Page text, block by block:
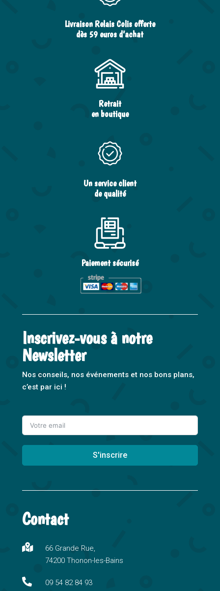
Livraison Relais Colis offerte
dès 59 euros d’achat
Retrait
en boutique
Un service client
de qualité
Paiement sécurisé
Inscrivez-vous à notre
Newsletter
Nos conseils, nos événements et nos bons plans,
c’est par ici !
S'inscrire
l
e
n
a
i
Contact

66 Grande Rue,
74200 Thonon-les-Bains
 09 54 82 84 93